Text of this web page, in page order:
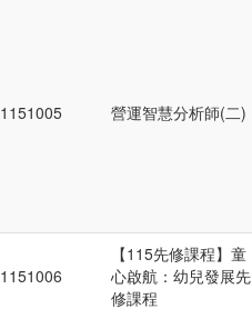
1151005 營運智慧分析師(二)
1151006
【115先修課程】童
心啟航：幼兒發展先
修課程